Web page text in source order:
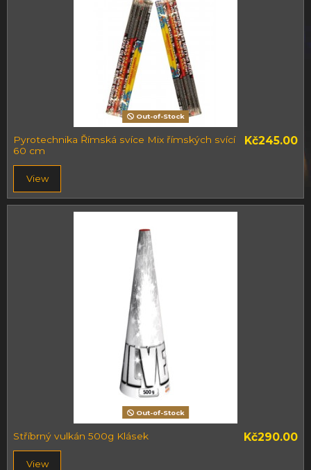
Out-of-Stock
Pyrotechnika Římská svíce Mix římských svící
60 cm
Kč245.00
View
Out-of-Stock
Stříbrný vulkán 500g Klásek Kč290.00
View